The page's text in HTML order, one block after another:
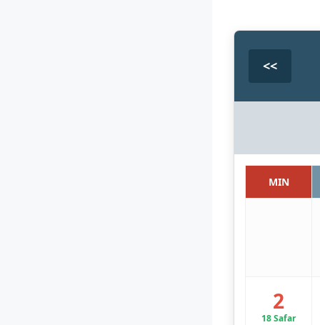
<<
MIN
2
18 Safar